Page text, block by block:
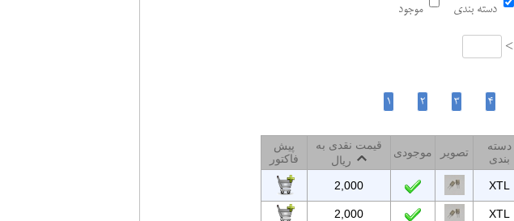
موجود دسته بندی
<
پیش
فاکتور
قیمت نقدی به
موجودی تصویر
دسته
بندی
2,000 XTL
2,000 XTL